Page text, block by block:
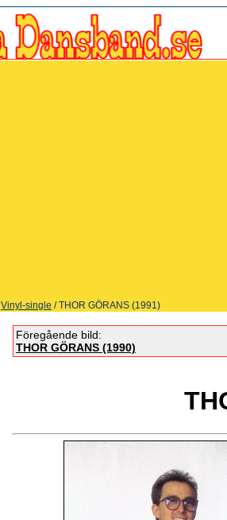
Vinyl-single / THOR GÖRANS (1991)
Föregående bild:
THOR GÖRANS (1990)